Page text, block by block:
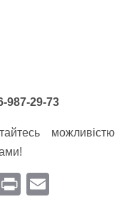
987-29-73
можливістю
Pr